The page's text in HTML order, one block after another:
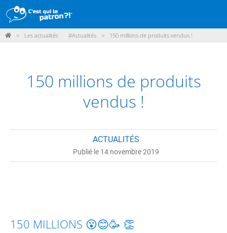
POINTS DE VENTE
PARTICIPER
ACTUALITÉS
ME CONNECTER / ADHÉRER
> Les actualités #Actualités > 150 millions de produits vendus !
150 millions de produits
vendus !
ACTUALITÉS
Publié le 14 novembre 2019
150 MILLIONS 😮😊🥳 👏